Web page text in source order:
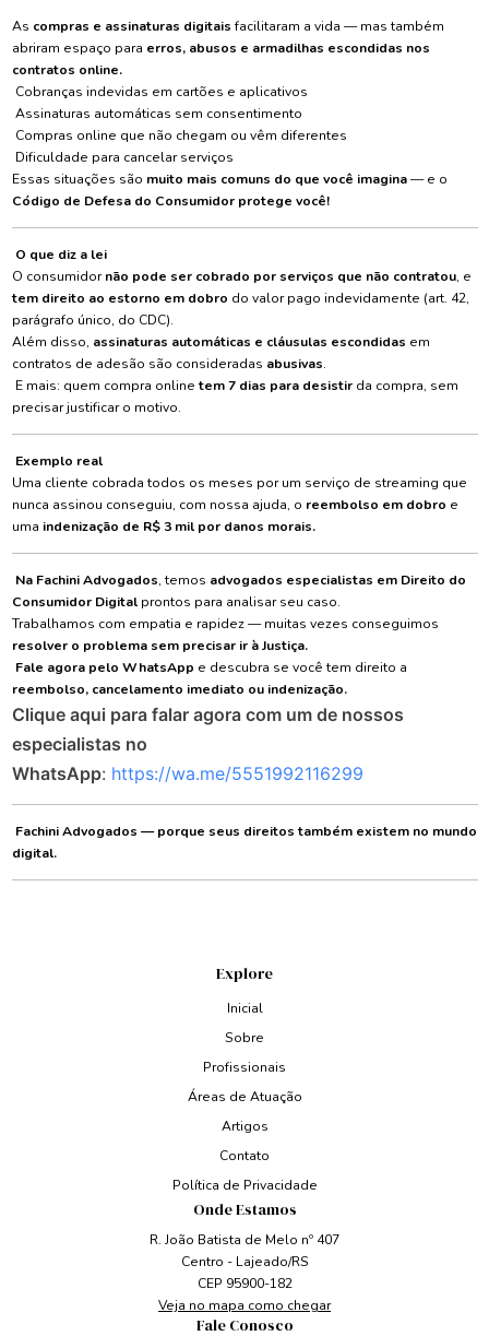
As compras e assinaturas digitaisfacilitaram a vida — mas também
abriram espaço para erros, abusos e armadilhas escondidas nos
contratos online.
Cobranças indevidas em cartões e aplicativos
Assinaturas automáticas sem consentimento
Compras online que não chegam ou vêm diferentes
Dificuldade para cancelar serviços
Essas situações são muito mais comuns do que você imagina— e o
Código de Defesa do Consumidor protege você!
O que diz a lei
O consumidornão pode ser cobrado por serviços que não contratou, e
tem direito ao estorno em dobro do valor pago indevidamente (art. 42,
parágrafo único, do CDC).
Além disso, assinaturas automáticas e cláusulas escondidas em
contratos de adesão são consideradas abusivas.
E mais: quem compra onlinetem 7 dias para desistirda compra, sem
precisar justificar o motivo.
Exemplo real
Uma cliente cobrada todos os meses por um serviço de streaming que
nunca assinou conseguiu, com nossa ajuda, o reembolso em dobro e
uma indenização de R$ 3 mil por danos morais.
Na Fachini Advogados, temos advogados especialistas em Direito do
Consumidor Digitalprontos para analisar seu caso.
Trabalhamos com empatia e rapidez — muitas vezes conseguimos
resolver o problema sem precisar ir à Justiça.
Fale agora pelo WhatsApp e descubra se você tem direito a
reembolso, cancelamento imediato ou indenização.
Clique aqui para falar agora com um de nossos
especialistas no
WhatsApp: https://wa.me/5551992116299
Fachini Advogados — porque seus direitos também existem no mundo
digital.
Explore
Inicial
Sobre
Profissionais
Áreas de Atuação
Artigos
Contato
Política de Privacidade
Onde Estamos
R. João Batista de Melo nº 407
Centro - Lajeado/RS
CEP 95900-182
Veja no mapa como chegar
Fale Conosco